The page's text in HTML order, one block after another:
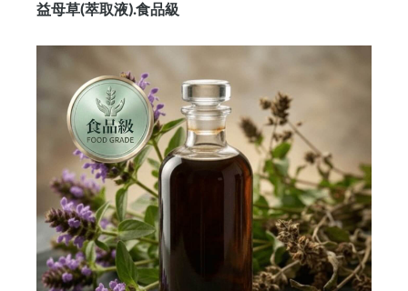
益母草(萃取液).食品級